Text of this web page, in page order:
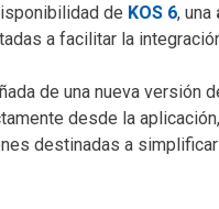
de KOS 6, una
a facilitar la
de una nueva versión
desde la
destinadas a